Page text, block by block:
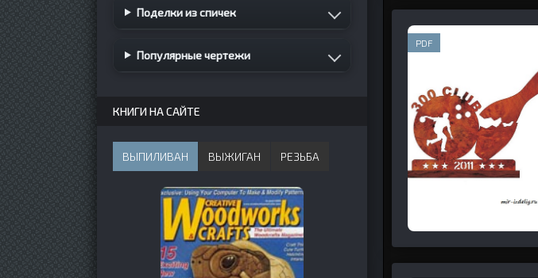
PDF
Поделки из спичек
Популярные чертежи
КНИГИ НА САЙТЕ
ВЫПИЛИВАН ВЫЖИГАН РЕЗЬБА